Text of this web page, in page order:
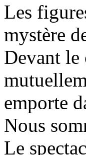
Les
mystère
Devant le
emporte
Nous
Le